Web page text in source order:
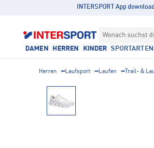
INTERSPORT App
Wonach suchst
DAMEN HERREN KINDER SPORTARTEN
Herren Laufsport Laufen Trail- &